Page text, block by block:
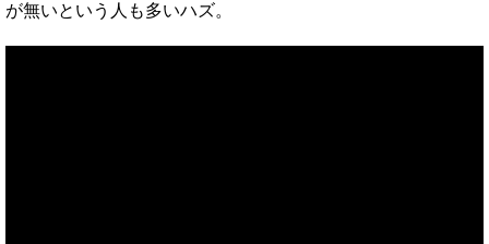
が無いという人も多いハズ。